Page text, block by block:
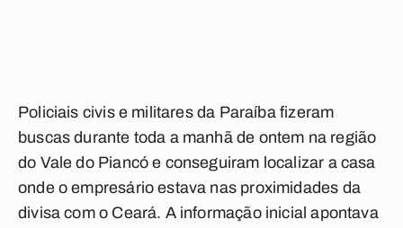
Policiais civis e militares da Paraíba fizeram
buscas durante toda a manhã de ontem na região
do Vale do Piancó e conseguiram localizar a casa
onde o empresário estava nas proximidades da
divisa com o Ceará. A informação inicial apontava